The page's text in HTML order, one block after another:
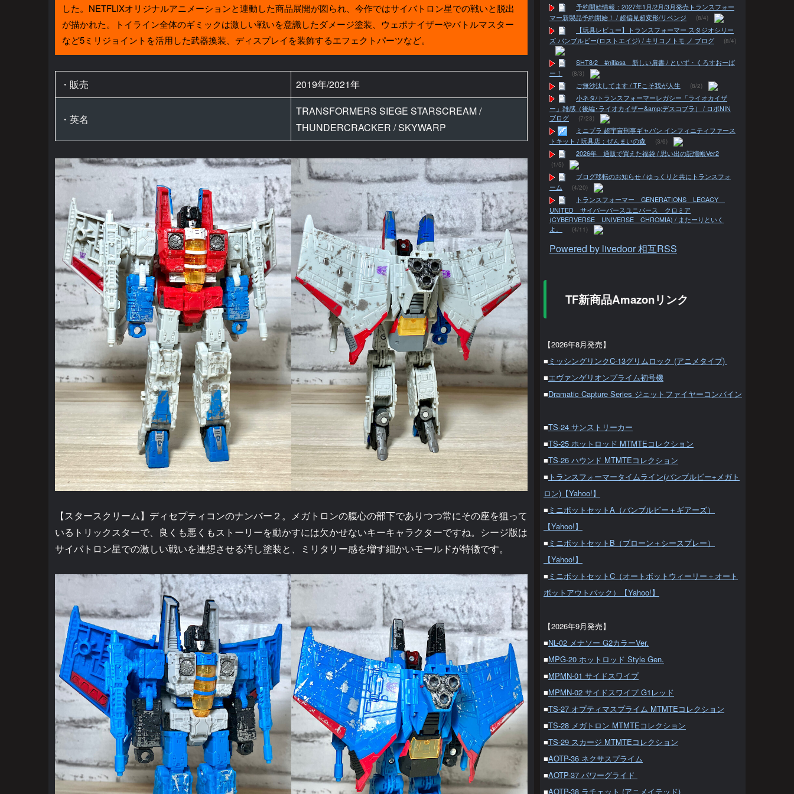
した。NETFLIXオリジナルアニメーションと連動した商品展開が図られ、今作ではサイバトロン星での戦いと脱出
が描かれた。トイライン全体のギミックは激しい戦いを意識したダメージ塗装、ウェポナイザーやバトルマスター
など5ミリジョイントを活用した武器換装、ディスプレイを装飾するエフェクトパーツなど。
・販売 2019年/2021年
・英名
TRANSFORMERS SIEGE STARSCREAM /
THUNDERCRACKER / SKYWARP
【スタースクリーム】ディセプティコンのナンバー２。メガトロンの腹心の部下でありつつ常にその座を狙って
いるトリックスターで、良くも悪くもストーリーを動かすには欠かせないキーキャラクターですね。シージ版は
サイバトロン星での激しい戦いを連想させる汚し塗装と、ミリタリー感を増す細かいモールドが特徴です。
予約開始情報：2027年1月/2月/3月発売トランスフォー
マー新製品予約開始！ / 超偏見超変形/リベンジ
(8/4)
【玩具レビュー】トランスフォーマー スタジオシリー
ズ バンブルビー(ロストエイジ) / キリコノトモ ノ ブログ
(8/4)
SHT8/2 #nitiasa 新しい肩書 / といず・くろすおーば
ー！
(8/3)
ご無沙汰してます / TFこそ我が人生 (8/2)
小ネタ/トランスフォーマーレガシー「ライオカイザ
ー」雑感（後編･ライオカイザー&amp;デスコブラ） / ロボNIN
ブログ
(7/23)
ミニプラ 超宇宙刑事ギャバン インフィニティファース
トキット / 玩具店：ぜんまいの森
(3/6)
2026年 通販で買えた福袋 / 思い出の記憶帳Ver2
(1/5)
ブログ移転のお知らせ / ゆっくりと共にトランスフォ
ーム
(4/20)
トランスフォーマー GENERATIONS LEGACY
UNITED サイバーバースユニバース クロミア
(CYBERVERSE UNIVERSE CHROMIA) / またーりといく
よ。
(4/11)
Powered by livedoor 相互RSS
TF新商品Amazonリンク
【2026年8月発売】
■ ミッシングリンクC-13グリムロック (アニメタイプ)
■エヴァンゲリオンプライム初号機
■Dramatic Capture Series ジェットファイヤーコンバイン
■TS-24 サンストリーカー
■TS-25 ホットロッド MTMTEコレクション
■TS-26 ハウンド MTMTEコレクション
■ トランスフォーマータイムライン(バンブルビー+メガト
ロン)【Yahoo!】
■ ミニボットセットA（バンブルビー＋ギアーズ）
【Yahoo!】
■ ミニボットセットB（ブローン＋シースプレー）
【Yahoo!】
■ ミニボットセットC（オートボットウィーリー＋オート
ボットアウトバック）【Yahoo!】
【2026年9月発売】
■NL-02 メナソー G2カラーVer.
■MPG-20 ホットロッド Style Gen.
■MPMN-01 サイドスワイプ
■MPMN-02 サイドスワイプ G1レッド
■TS-27 オプティマスプライム MTMTEコレクション
■TS-28 メガトロン MTMTEコレクション
■TS-29 スカージ MTMTEコレクション
■AOTP-36 ネクサスプライム
■AOTP-37 パワーグライド
■AOTP-38 ラチェット (アニメイテッド)